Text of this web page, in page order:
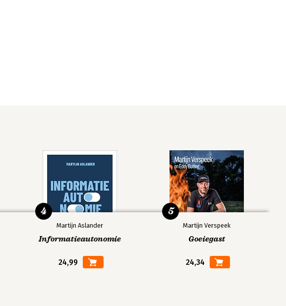
Martijn Aslander
Informatieautonomie
24,99
4
Martijn Verspeek
Goeiegast
24,34
5